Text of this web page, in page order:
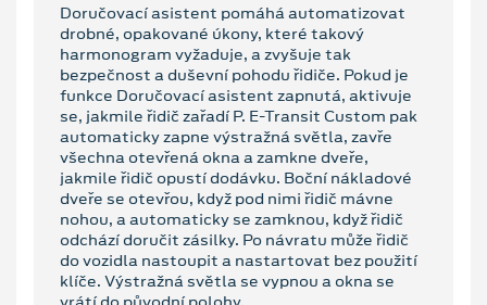
Doručovací asistent pomáhá automatizovat
drobné, opakované úkony, které takový
harmonogram vyžaduje, a zvyšuje tak
bezpečnost a duševní pohodu řidiče. Pokud je
funkce Doručovací asistent zapnutá, aktivuje
se, jakmile řidič zařadí P. E-Transit Custom pak
automaticky zapne výstražná světla, zavře
všechna otevřená okna a zamkne dveře,
jakmile řidič opustí dodávku. Boční nákladové
dveře se otevřou, když pod nimi řidič mávne
nohou, a automaticky se zamknou, když řidič
odchází doručit zásilky. Po návratu může řidič
do vozidla nastoupit a nastartovat bez použití
klíče. Výstražná světla se vypnou a okna se